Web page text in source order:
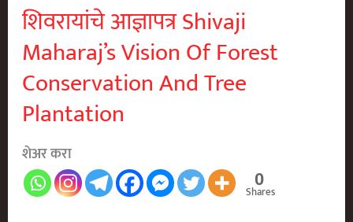
शिवरायांचे आज्ञापत्र Shivaji
Maharaj’s Vision Of Forest
Conservation And Tree
Plantation
शेअर करा
0
Shares